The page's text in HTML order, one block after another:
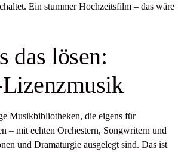
Ein stummer Hochzeitsfilm – das wäre
das lösen:
Musikbibliotheken, die eigens für
– mit echten Orchestern, Songwritern und
und Dramaturgie ausgelegt sind. Das ist